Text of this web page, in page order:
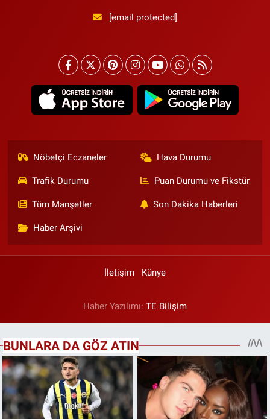
[email protected]
Nöbetçi Eczaneler Hava Durumu
Trafik Durumu Puan Durumu ve Fikstür
Tüm Manşetler Son Dakika Haberleri
Haber Arşivi
İletişim Künye
Haber Yazılımı: TE Bilişim